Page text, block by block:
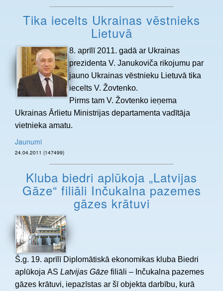
Tika iecelts Ukrainas vēstnieks
Lietuvā
8. aprīlī 2011. gadā ar Ukrainas
prezidenta V. Janukoviča rikojumu par
jauno Ukrainas vēstnieku Lietuvā tika
iecelts V. Žovtenko.
Pirms tam V. Žovtenko ieņema
Ukrainas Ārlietu Ministrijas departamenta vadītāja
vietnieka amatu.
Jaunumi
24.04.2011 (147499)
Kluba biedri aplūkoja „Latvijas
Gāze“ filiāli Inčukalna pazemes
gāzes krātuvi
Š.g. 19. aprīlī Diplomātiskā ekonomikas kluba Biedri
aplūkoja AS Latvijas Gāze filiāli – Inčukalna pazemes
gāzes krātuvi, iepazīstas ar šī objekta darbību, kurā